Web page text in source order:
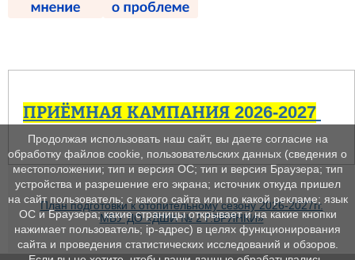
ПРИЁМНАЯ КАМПАНИЯ 2026-2027
План подготовки к отопительному сезону 2026-2027гг.
МБУ ДО «ДШИ № 2 Г.БРЯНКИ»
Продолжая использовать наш сайт, вы даете согласие на
обработку файлов cookie, пользовательских данных (сведения о
местоположении; тип и версия ОС; тип и версия Браузера; тип
устройства и разрешение его экрана; источник откуда пришел
на сайт пользователь; с какого сайта или по какой рекламе; язык
ОС и Браузера; какие страницы открывает и на какие кнопки
нажимает пользователь; ip-адрес) в целях функционирования
сайта и проведения статистических исследований и обзоров.